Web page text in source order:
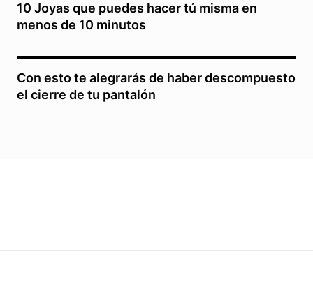
10 Joyas que puedes hacer tú misma en
menos de 10 minutos
Con esto te alegrarás de haber descompuesto
el cierre de tu pantalón